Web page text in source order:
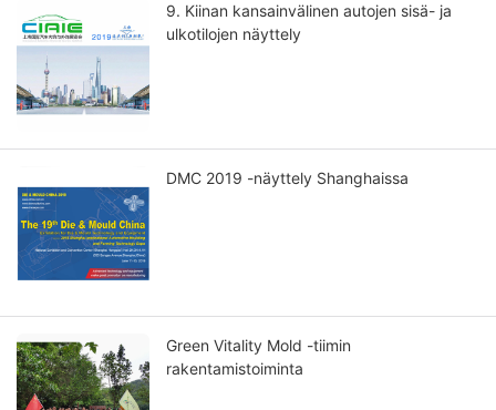
9. Kiinan kansainvälinen autojen sisä- ja
ulkotilojen näyttely
DMC 2019 -näyttely Shanghaissa
Green Vitality Mold -tiimin
rakentamistoiminta